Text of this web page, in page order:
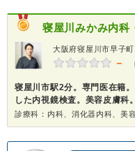
寝屋川みかみ内科
大阪府寝屋川市早子町
－
寝屋川市駅2分。専門医在籍
した内視鏡検査。美容皮膚科
診療科：内科、消化器内科、美